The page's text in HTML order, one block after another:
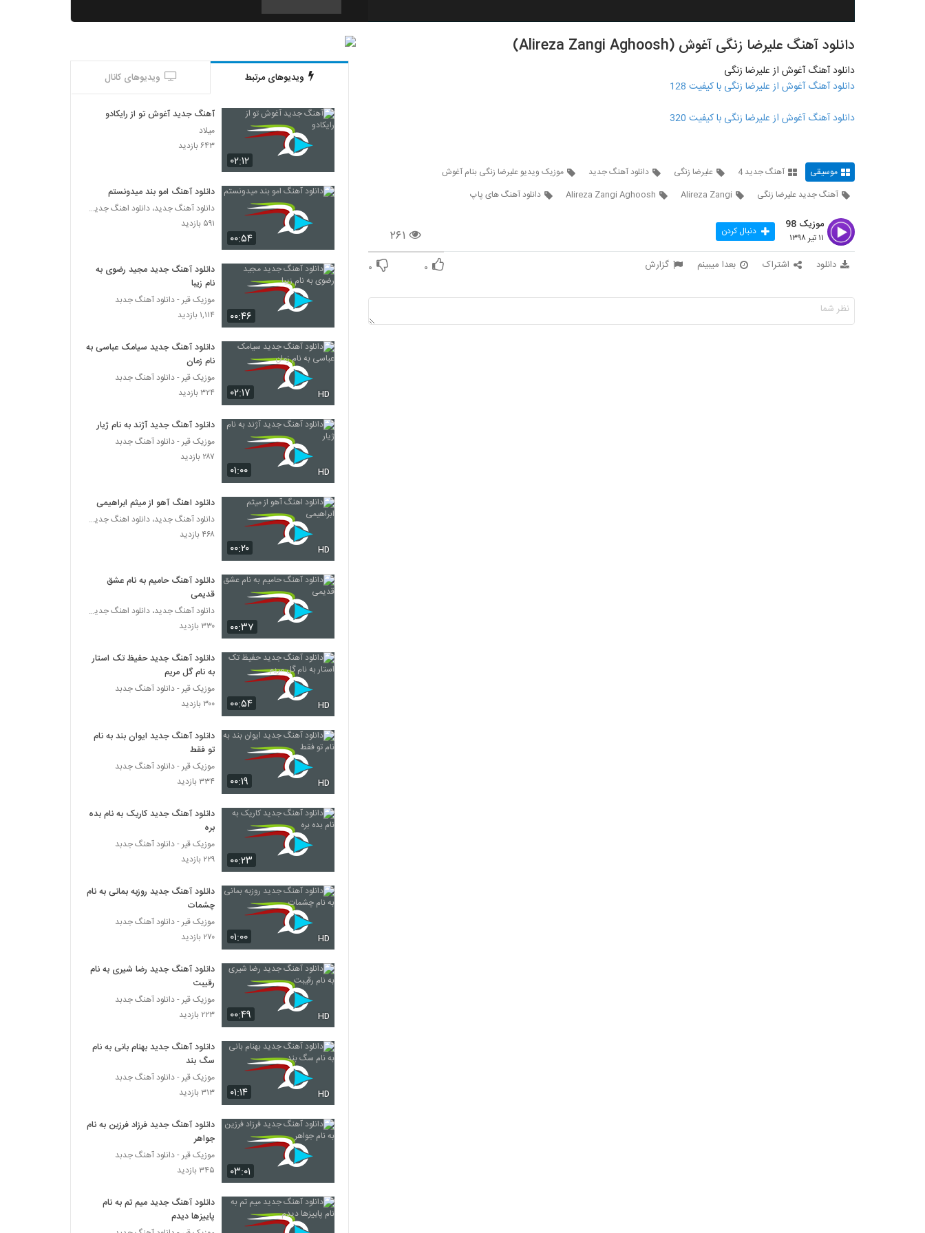
4441
دانلود آهنگ فرید 1 ببین منو (همراه با فرزان)
دانلود آهنگ جدید و زیبای سعید زینال با نام
عشق من
۲۷۴ بازدید
موزیک زیبای بارون بهاری از علیرضا فروزنده
۲۵۸ بازدید
Mehdi Modarres Foroupashi
۲۹۵ بازدید
دانلود آهنگ به تو مدیونم از رضا صادقی
۳۴۴ بازدید
دانلود آهنگ جدید و زیبای کوروش صیاد با نام
یکم مثل من باش
۲۷۲ بازدید
محسن مولایی آهنگ از دستم دادی
۳۳۵ بازدید
Mehrdad Shafiei Dokhtar
دانلود آهنگ داود آخرت عقاید تو خالی
(Davood Akherat Aghayed To Khali)
۱۹۹ بازدید
آهنگ رفتی تنها ماندم از مسعود دانیالی(پاپ)
۲۸۷ بازدید
۳۱۲ بازدید
دانلود آهنگ جدید و زیبای محمد شاکردوست با
نام بذار برو
Hekmat Chi Midooni
۲۵۴ بازدید
حامد عقیلی آهنگ عشق
۳۲۲ بازدید
آهنگ محمدحسین سلطانی بنام رفتی
۲۶۲ بازدید
موزیک زیبای دلداده از امین اسدی
۳۸۸ بازدید
مهریار آهنگ بغل کن منو
۳۱۰ بازدید
دانلود آهنگ جدید و زیبای میثم احمدی با نام
شب چهارشنبه
۶۹۵ بازدید
دانلود آهنگ جدید و زیبای نوید نایینی با نام
حالمو میفهمی
۲۴۷ بازدید
موزیک زیبای درد از آرمین موسوی
۲۸۴ بازدید
Yaser Hadad Nisti
۲۸۴ بازدید
دانلود آهنگ علیرضا زنگی آغوش (Alireza Zangi Aghoosh)
دانلود آهنگ آغوش از علیرضا زنگی
دانلود آهنگ آغوش از علیرضا زنگی با کیفیت 128
دانلود آهنگ آغوش از علیرضا زنگی با کیفیت 320
موسیقی آهنگ جدید 4 علیرضا زنگی دانلود آهنگ جدید
موزیک ویدیو علیرضا زنگی بنام آغوش
آهنگ جدید علیرضا زنگی
Alireza Zangi
Alireza Zangi Aghoosh دانلود آهنگ های پاپ
۲۶۱
موزیک 98
۱۱ تیر ۱۳۹۸ دنبال کردن
دانلود اشتراک بعدا میبینم گزارش ۰ ۰
ویدیوهای مرتبط ویدیوهای کانال
۰۲:۱۲
آهنگ جدید آغوش تو از رایکادو
میلاد
۶۴۳ بازدید
۰۰:۵۴
دانلود آهنگ امو بند میدونستم
دانلود آهنگ جدید، دانلود اهنگ جدید ایرانی
۵۹۱ بازدید
۰۰:۴۶
دانلود آهنگ جدید مجید رضوی به
نام زیبا
موزیک قیر - دانلود آهنگ جدبد
۱,۱۱۴ بازدید
۰۲:۱۷ HD
دانلود آهنگ جدید سیامک عباسی به
نام زمان
موزیک قیر - دانلود آهنگ جدبد
۳۲۴ بازدید
۰۱:۰۰ HD
دانلود آهنگ جدید آژند به نام ژیار
موزیک قیر - دانلود آهنگ جدبد
۲۸۷ بازدید
۰۰:۲۰ HD
دانلود اهنگ آهو از میثم ابراهیمی
دانلود آهنگ جدید، دانلود اهنگ جدید ایرانی
۴۶۸ بازدید
۰۰:۳۷
دانلود آهنگ حامیم به نام عشق
قدیمی
دانلود آهنگ جدید، دانلود اهنگ جدید ایرانی
۳۳۰ بازدید
۰۰:۵۴ HD
دانلود آهنگ جدید حفیظ تک استار
به نام گل مریم
موزیک قیر - دانلود آهنگ جدبد
۳۰۰ بازدید
۰۰:۱۹ HD
دانلود آهنگ جدید ایوان بند به نام
تو فقط
موزیک قیر - دانلود آهنگ جدبد
۳۳۴ بازدید
۰۰:۲۳
دانلود آهنگ جدید کاریک به نام بده
بره
موزیک قیر - دانلود آهنگ جدبد
۲۲۹ بازدید
۰۱:۰۰ HD
دانلود آهنگ جدید روزبه بمانی به نام
چشمات
موزیک قیر - دانلود آهنگ جدبد
۲۷۰ بازدید
۰۰:۴۹ HD
دانلود آهنگ جدید رضا شیری به نام
رقیبت
موزیک قیر - دانلود آهنگ جدبد
۲۲۳ بازدید
۰۱:۱۴ HD
دانلود آهنگ جدید بهنام بانی به نام
سگ بند
موزیک قیر - دانلود آهنگ جدبد
۳۱۳ بازدید
۰۳:۰۱
دانلود آهنگ جدید فرزاد فرزین به نام
جواهر
موزیک قیر - دانلود آهنگ جدبد
۳۴۵ بازدید
دانلود آهنگ جدید میم تم به نام
پاییزها دیدم